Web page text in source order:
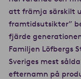
att främja särskilt
framtidsutsikter”
fjärde
Familjen Löfbergs
Sveriges mest
efternamn på